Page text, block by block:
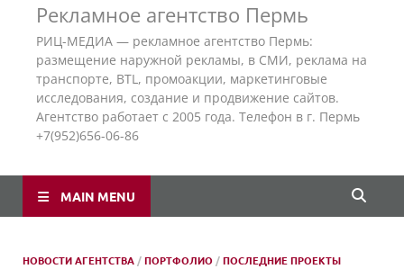
Рекламное агентство Пермь
РИЦ-МЕДИА — рекламное агентство Пермь:
размещение наружной рекламы, в СМИ, реклама на
транспорте, BTL, промоакции, маркетинговые
исследования, создание и продвижение сайтов.
Агентство работает с 2005 года. Телефон в г. Пермь
+7(952)656-06-86
MAIN MENU
НОВОСТИ АГЕНТСТВА /ПОРТФОЛИО /ПОСЛЕДНИЕ ПРОЕКТЫ